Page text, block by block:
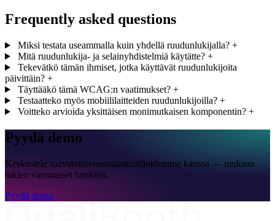
Frequently asked questions
Miksi testata useammalla kuin yhdellä ruudunlukijalla? +
Mitä ruudunlukija- ja selainyhdistelmiä käytätte? +
Tekevätkö tämän ihmiset, jotka käyttävät ruudunlukijoita
päivittäin? +
Täyttääkö tämä WCAG:n vaatimukset? +
Testaatteko myös mobiililaitteiden ruudunlukijoilla? +
Voitteko arvioida yksittäisen monimutkaisen komponentin? +
Pyydä demo
Keskustele saavutettavuusasiantuntijoidemme kanssa — mukaan
lukien vammaiset henkilöt.
Pyydä demo